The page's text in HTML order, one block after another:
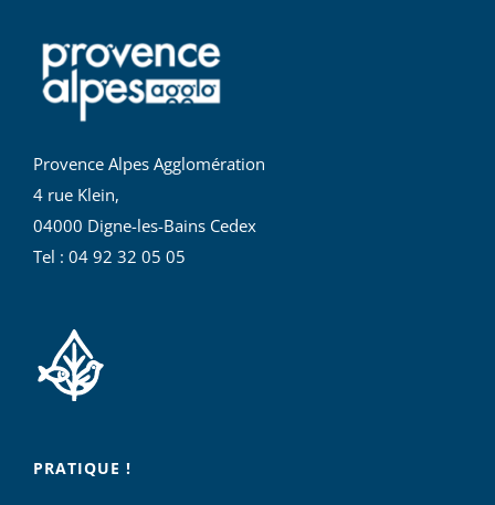
Provence Alpes Agglomération
4 rue Klein,
04000 Digne-les-Bains Cedex
Tel : 04 92 32 05 05
PRATIQUE !